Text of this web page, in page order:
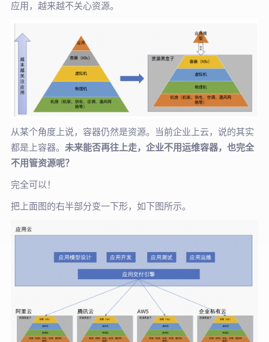
应用，越来越不关心资源。
从某个角度上说，容器仍然是资源。当前企业上云，说的其实
都是上容器。 未来能否再往上走，企业不用运维容器，也完全
不用管资源呢？
完全可以！
把上面图的右半部分变一下形，如下图所示。